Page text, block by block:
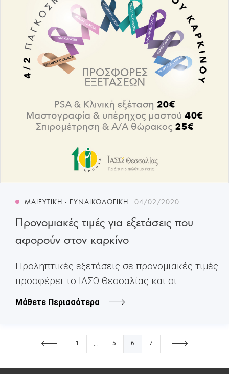
ΜΑΙΕΥΤΙΚΉ - ΓΥΝΑΙΚΟΛΟΓΙΚΉ 04/02/2020
Προνομιακές τιμές για εξετάσεις που
αφορούν στον καρκίνο
Προληπτικές εξετάσεις σε προνομιακές τιμές
προσφέρει το ΙΑΣΩ Θεσσαλίας και οι ...
Μάθετε Περισσότερα
1 5 6 7